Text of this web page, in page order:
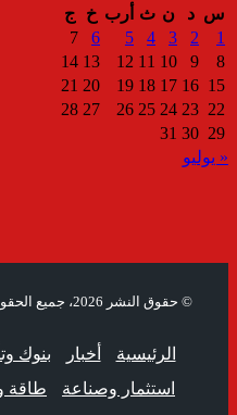
س د ن ث أرب خ
ج
1
2
3
4
5
6
7
8
9
10
11
12
13
14
15
16
17
18
19
20
21
22
23
24
25
26
27
28
29
30
31
« يوليو
© حقوق النشر 2026، جميع الحقوق محفوظة |
الرئيسية أخبار بنوك
استثمار وصناعة
طاقة